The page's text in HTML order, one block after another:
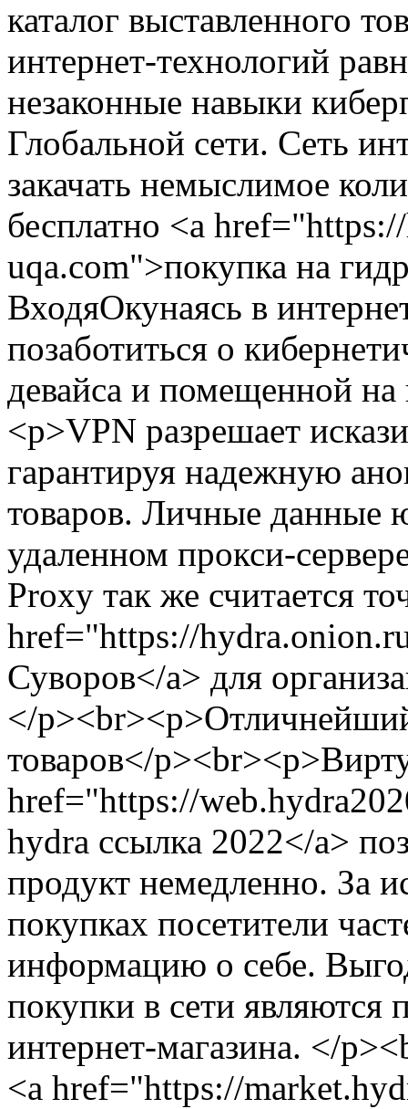
каталог выставленного
интернет-технологий
незаконные навыки
Глобальной сети. Сеть
закачать немыслимое
бесплатно <a
uqa.com">покупка на
ВходяОкунаясь в
позаботиться о
девайса и помещенной
<p>VPN разрешает
гарантируя надежную
товаров. Личные данные
удаленном прокси-
Proxy так же считается
href="https://
Суворов</a> для
</
товаров</
href="https://
hydra ссылка 2022</a>
продукт немедленно. За
покупках посетители
информацию о себе.
покупки в сети
интернет-магазина. </
<a href="https://